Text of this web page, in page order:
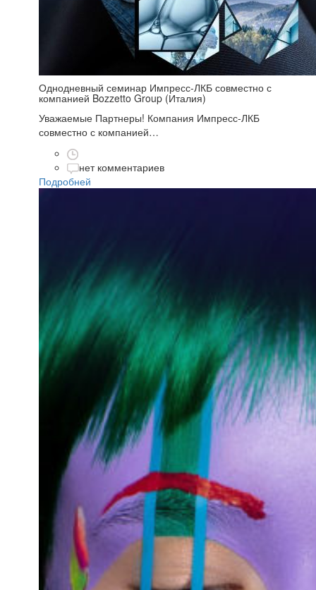
Однодневный семинар Импресс-ЛКБ совместно с
компанией Bozzetto Group (Италия)
Уважаемые Партнеры! Компания Импресс-ЛКБ
совместно с компанией…
нет комментариев
Подробней